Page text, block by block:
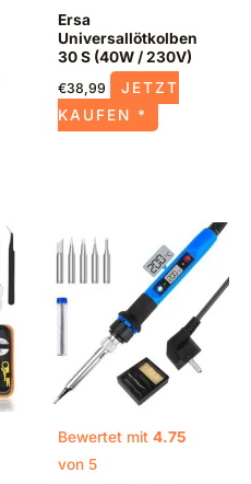
Ersa
Universallötkolben
30 S (40W / 230V)
€38,99
JETZT
KAUFEN *
Bewertet mit 4.75
von 5